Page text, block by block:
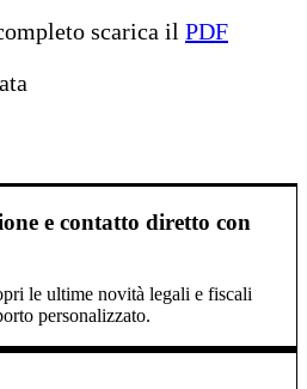
scarica il PDF
e contatto diretto con
le ultime novità legali e fiscali
personalizzato.